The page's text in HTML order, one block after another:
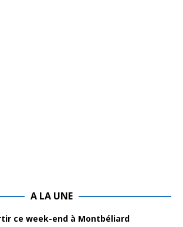
A LA UNE
ce week-end à Montbéliard